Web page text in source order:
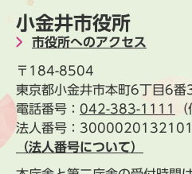
小金井市役所
市役所へのアクセス
〒184-8504
東京都小金井市本町6丁目6番
電話番号： 042-383-1111
法人番号：3000020132101
（法人番号について）